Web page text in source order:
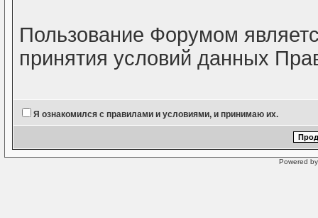
Пользование Форумом
принятия условий данных
Я ознакомился с правилами и условиями, и принимаю их.
Powered